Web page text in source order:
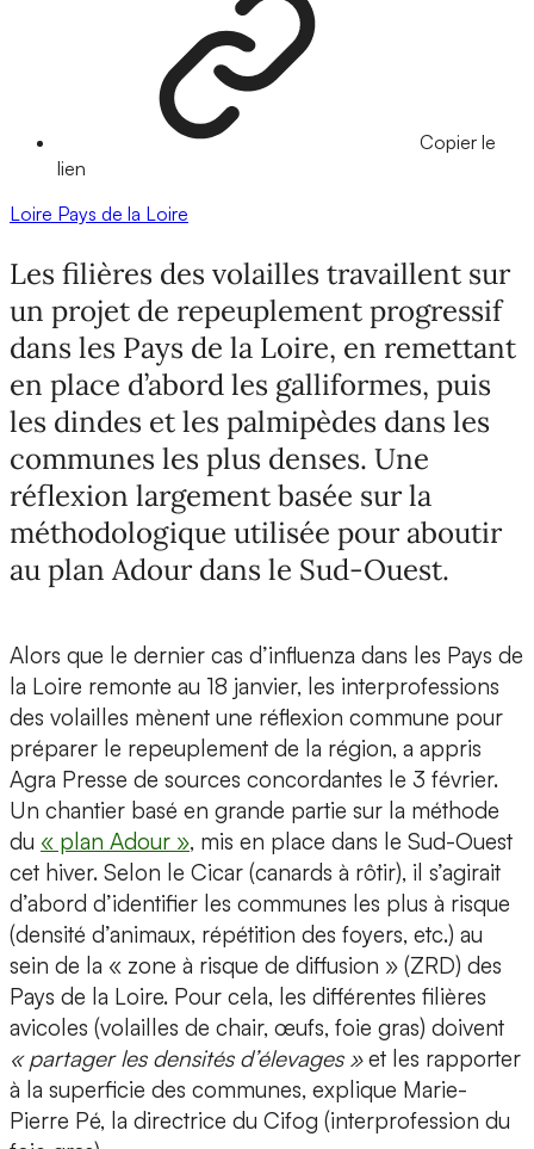
Copier le
lien
Loire Pays de la Loire
Les filières des volailles travaillent sur
un projet de repeuplement progressif
dans les Pays de la Loire, en remettant
en place d’abord les galliformes, puis
les dindes et les palmipèdes dans les
communes les plus denses. Une
réflexion largement basée sur la
méthodologique utilisée pour aboutir
au plan Adour dans le Sud-Ouest.
Alors que le dernier cas d’influenza dans les Pays de
la Loire remonte au 18 janvier, les interprofessions
des volailles mènent une réflexion commune pour
préparer le repeuplement de la région, a appris
Agra Presse de sources concordantes le 3 février.
Un chantier basé en grande partie sur la méthode
du « plan Adour », mis en place dans le Sud-Ouest
cet hiver. Selon le Cicar (canards à rôtir), il s’agirait
d’abord d’identifier les communes les plus à risque
(densité d’animaux, répétition des foyers, etc.) au
sein de la « zone à risque de diffusion » (ZRD) des
Pays de la Loire. Pour cela, les différentes filières
avicoles (volailles de chair, œufs, foie gras) doivent
« partager les densités d’élevages »et les rapporter
à la superficie des communes, explique Marie-
Pierre Pé, la directrice du Cifog (interprofession du